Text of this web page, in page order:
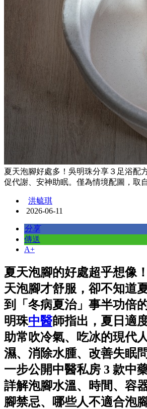
夏天泡腳好處多！吳明珠分享３足浴配
促代謝、安神助眠。僅為情境配圖，取
洪毓琪
2026-06-11
分享
傳送
A+
夏天泡腳的好處超乎想像
天泡腳才舒服，卻不知道
到「冬病夏治」事半功倍
明珠中醫師指出，夏日適
助常吹冷氣、吃冰的現代
濕、消除水腫、改善失眠
一步公開中醫私房 3 款中
詳解泡腳水溫、時間、容
腳禁忌、哪些人不適合泡